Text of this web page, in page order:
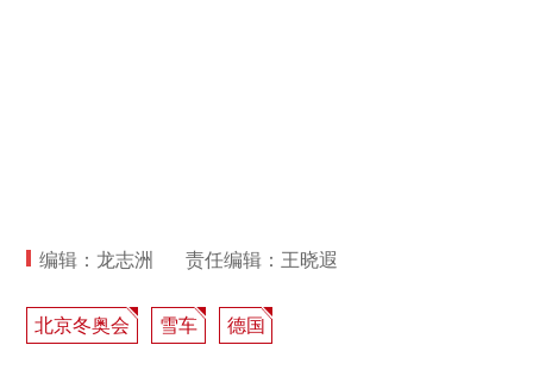
编辑：龙志洲 责任编辑：王晓遐
北京冬奥会 雪车 德国